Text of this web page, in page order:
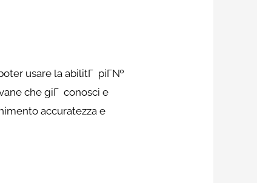
usare la abilitГ piГ№
che giГ conosci e
accuratezza e